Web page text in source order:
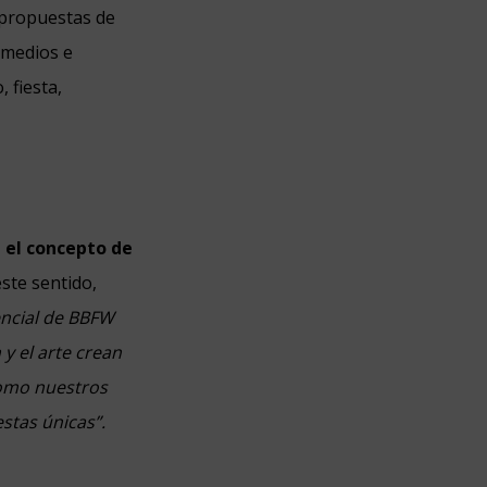
de
e
fiesta,
concepto de
sentido,
de BBFW
el arte crean
nuestros
únicas”.